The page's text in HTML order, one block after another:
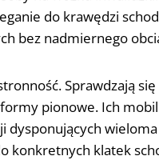
do krawędzi
bez nadmiernego
Sprawdzają
pionowe. Ich
konkretnych klatek